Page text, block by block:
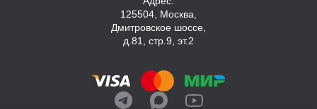
125504, Москва,
Дмитровское шоссе,
д.81, стр.9, эт.2